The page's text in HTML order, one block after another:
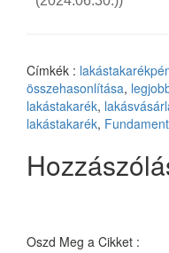
Címkék :
összehasonlítása,
lakástakarék,
lakástakarék,
Oszd Meg a Cikket :